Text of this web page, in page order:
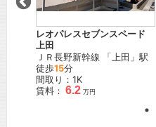
レオパレスセブンスペード
上田
ＪＲ長野新幹線 「 上田 」駅
徒歩15分
間取り：1K
賃料： 6.2 万円